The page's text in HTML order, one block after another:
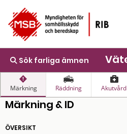
Sök farliga ämnen
Märkning Räddning Akutvård
Märkning & ID
ÖVERSIKT